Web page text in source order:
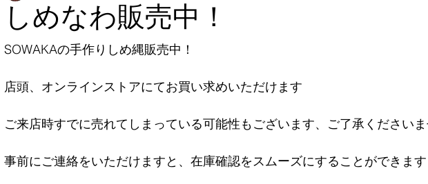
しめなわ販売中！
SOWAKAの手作りしめ縄販売中！
店頭、オンラインストアにてお買い求めいただけます
ご来店時すでに売れてしまっている可能性もございます、ご了承ください
事前にご連絡をいただけますと、在庫確認をスムーズにすることができま